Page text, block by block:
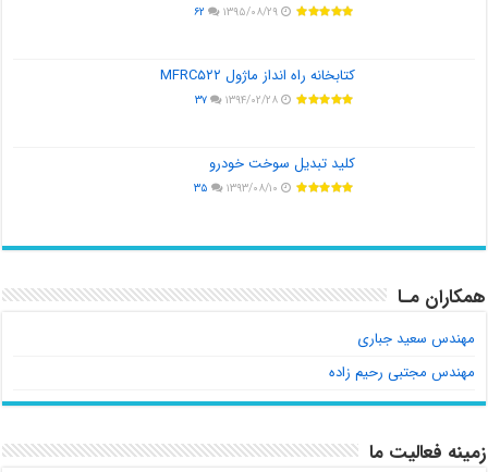
۱۳۹۵/۰۸/۲۹ ۶۲
کتابخانه راه انداز ماژول MFRC۵۲۲
۱۳۹۴/۰۲/۲۸ ۳۷
کلید تبدیل سوخت خودرو
۱۳۹۳/۰۸/۱۰ ۳۵
همکاران مـا
مهندس سعید جباری
مهندس مجتبی رحیم زاده
زمینه فعالیت ما